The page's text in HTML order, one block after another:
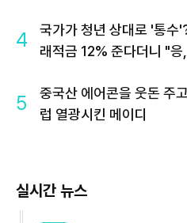
4
국가가 청년 상대로 '통수
래적금 12% 준다더니 "응
5
중국산 에어콘을 웃돈 주
럽 열광시킨 메이디
실시간 뉴스